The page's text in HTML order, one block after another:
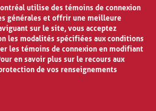
utilise des témoins de connexion
générales et offrir une meilleure
sur le site, vous acceptez
les modalités spécifiées aux conditions
les témoins de connexion en modifiant
en savoir plus sur le recours aux
de vos renseignements